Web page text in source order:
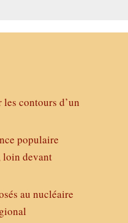
contours d’un
populaire
loin devant
au nucléaire